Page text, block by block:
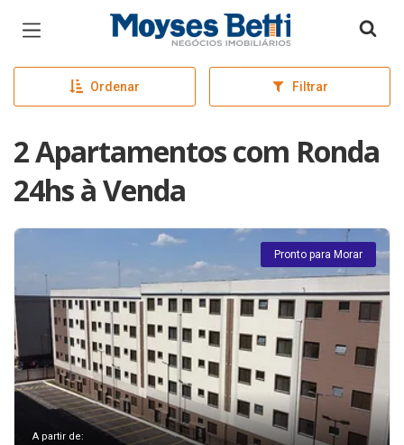
Página inicial
Ordenar Filtrar
2 Apartamentos com Ronda
24hs à Venda
Pronto para Morar
A partir de: